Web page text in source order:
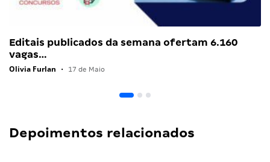
Editais publicados da semana ofertam 6.160
vagas…
Olivia Furlan • 17 de Maio
Depoimentos relacionados